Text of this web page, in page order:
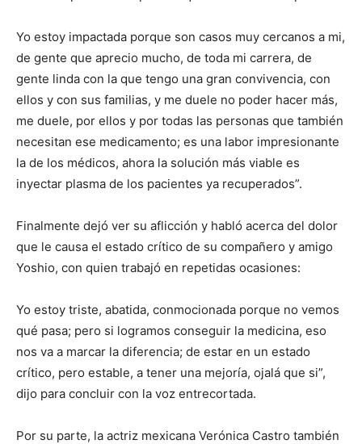
Yo estoy impactada porque son casos muy cercanos a mi,
de gente que aprecio mucho, de toda mi carrera, de
gente linda con la que tengo una gran convivencia, con
ellos y con sus familias, y me duele no poder hacer más,
me duele, por ellos y por todas las personas que también
necesitan ese medicamento; es una labor impresionante
la de los médicos, ahora la solución más viable es
inyectar plasma de los pacientes ya recuperados”.
Finalmente dejó ver su aflicción y habló acerca del dolor
que le causa el estado crítico de su compañero y amigo
Yoshio, con quien trabajó en repetidas ocasiones:
Yo estoy triste, abatida, conmocionada porque no vemos
qué pasa; pero si logramos conseguir la medicina, eso
nos va a marcar la diferencia; de estar en un estado
crítico, pero estable, a tener una mejoría, ojalá que si”,
dijo para concluir con la voz entrecortada.
Por su parte, la actriz mexicana Verónica Castro también